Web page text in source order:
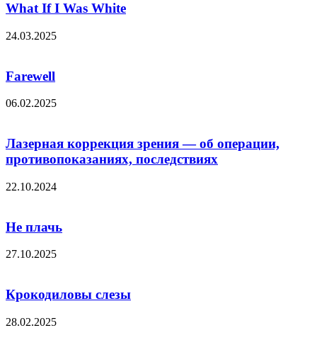
What If I Was White
24.03.2025
Farewell
06.02.2025
Лазерная коррекция зрения — об операции,
противопоказаниях, последствиях
22.10.2024
Не плачь
27.10.2025
Крокодиловы слезы
28.02.2025